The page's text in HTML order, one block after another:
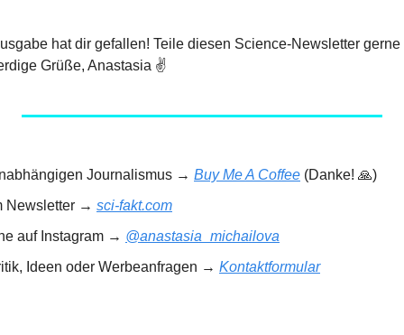
hat dir gefallen! Teile diesen Science-Newsletter
Grüße, Anastasia ✌️
Journalismus → Buy Me A Coffee (Danke! 🙏)
Newsletter → sci-fakt.com
auf Instagram → @anastasia_michailova
Ideen oder Werbeanfragen → Kontaktformular